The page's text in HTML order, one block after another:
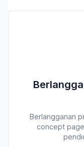
Berlangganan
concept